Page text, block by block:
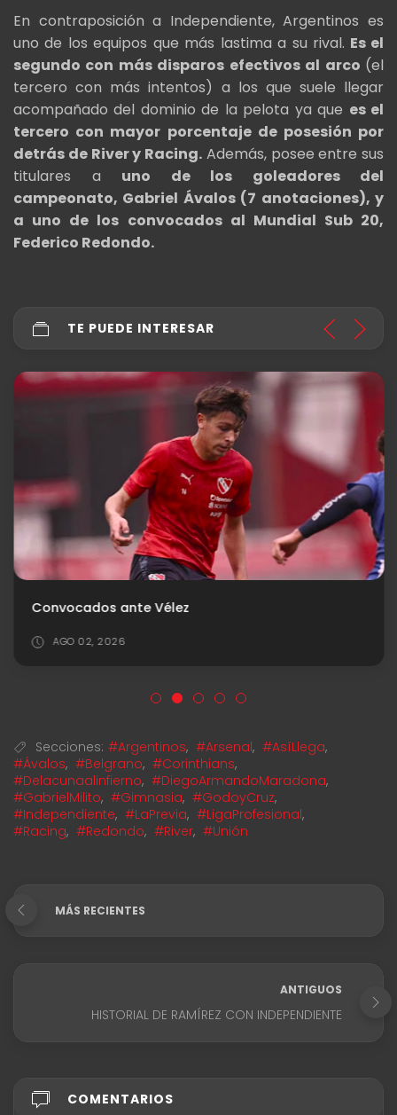
En contraposición a Independiente, Argentinos es
uno de los equipos que más lastima a su rival. Es el
segundo con más disparos efectivos al arco (el
tercero con más intentos) a los que suele llegar
acompañado del dominio de la pelota ya que es el
tercero con mayor porcentaje de posesión por
detrás de River y Racing. Además, posee entre sus
titulares a uno de los goleadores del
campeonato, Gabriel Ávalos (7 anotaciones), y
a uno de los convocados al Mundial Sub 20,
Federico Redondo.
TE PUEDE INTERESAR
Convocados ante Vélez
AGO 02, 2026
Secciones: #Argentinos, #Arsenal, #AsíLlega,
#Ávalos, #Belgrano, #Corinthians,
#Delacunaalinfierno, #DiegoArmandoMaradona,
#GabrielMilito, #Gimnasia, #GodoyCruz,
#Independiente, #LaPrevia, #LigaProfesional,
#Racing, #Redondo, #River, #Unión
MÁS RECIENTES
ANTIGUOS
HISTORIAL DE RAMÍREZ CON INDEPENDIENTE
COMENTARIOS